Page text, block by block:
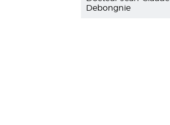
Debongnie